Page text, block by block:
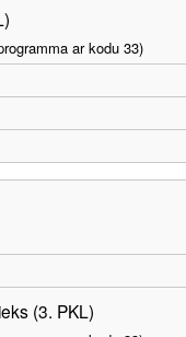
ar kodu 33)
(3. PKL)